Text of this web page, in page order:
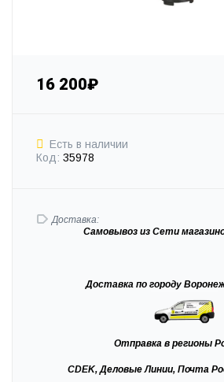
16 200₽
Есть в наличии
Код: 35978
Доставка:
Самовывоз из Сети
Доставка по городу
Отправка в регионы
CDEK, Деловые Линии, Почта